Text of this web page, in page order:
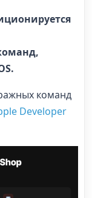
команд
Developer